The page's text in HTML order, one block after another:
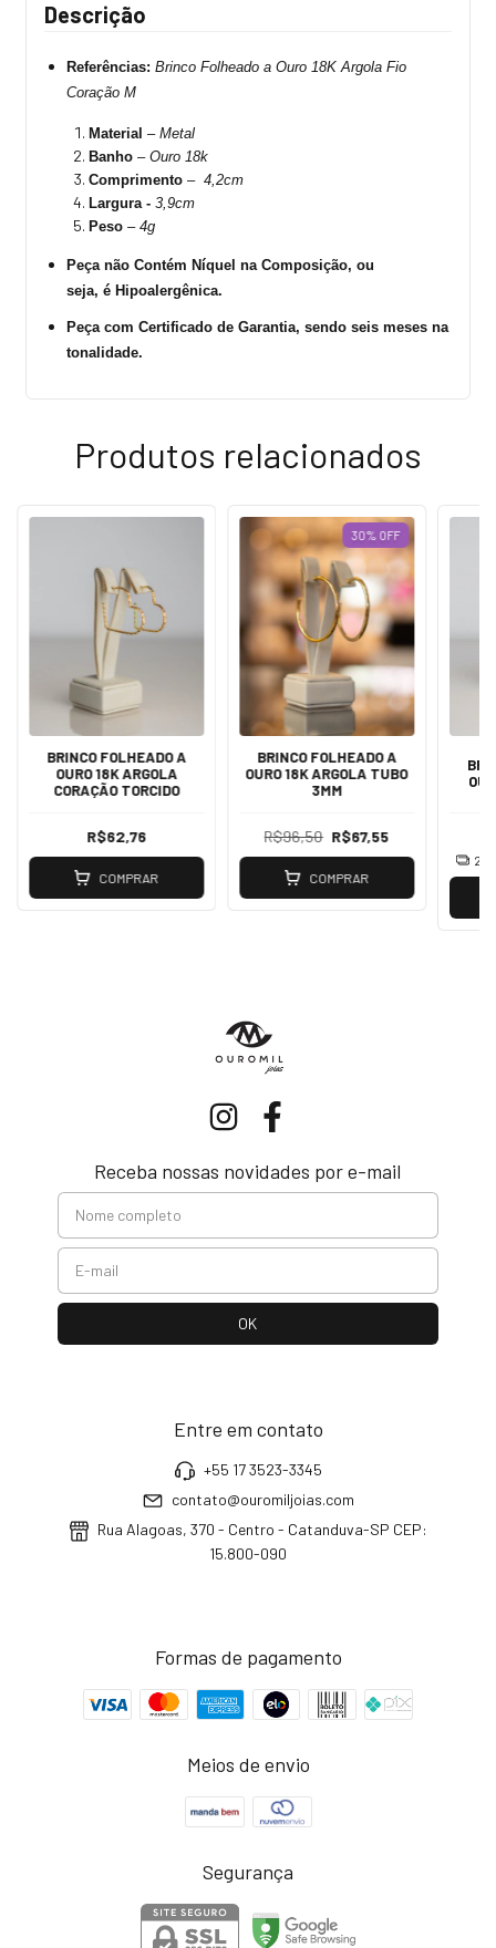
Descrição
Referências: Brinco Folheado a Ouro 18K Argola Fio
Coração M
Material – Metal
Banho – Ouro 18k
Comprimento – 4,2cm
Largura - 3,9cm
Peso –4g
Peça não Contém Níquel na Composição, ou
seja, é Hipoalergênica.
Peça com Certificado de Garantia, sendo seis meses na
tonalidade.
Produtos relacionados
BRINCO FOLHEADO A
OURO 18K ARGOLA
CORAÇÃO TORCIDO
R$62,76
COMPRAR
30% OFF
BRINCO FOLHEADO A
OURO 18K ARGOLA TUBO
3MM
R$96,50 R$67,55
COMPRAR
2
Receba nossas novidades por e-mail
Entre em contato
+55 17 3523-3345
contato@ouromiljoias.com
Rua Alagoas, 370 - Centro - Catanduva-SP CEP:
15.800-090
Formas de pagamento
Meios de envio
Segurança